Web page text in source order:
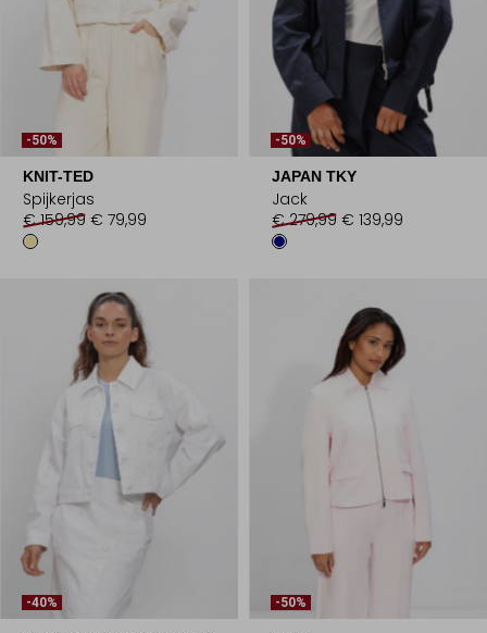
-50%
KNIT-TED
Spijkerjas
€ 159,99 € 79,99
-50%
JAPAN TKY
Jack
€ 279,99 € 139,99
-40% -50%